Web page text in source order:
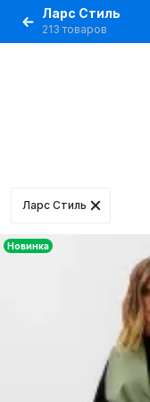
Ларс Стиль
213 товаров
Ларс Стиль
Новинка